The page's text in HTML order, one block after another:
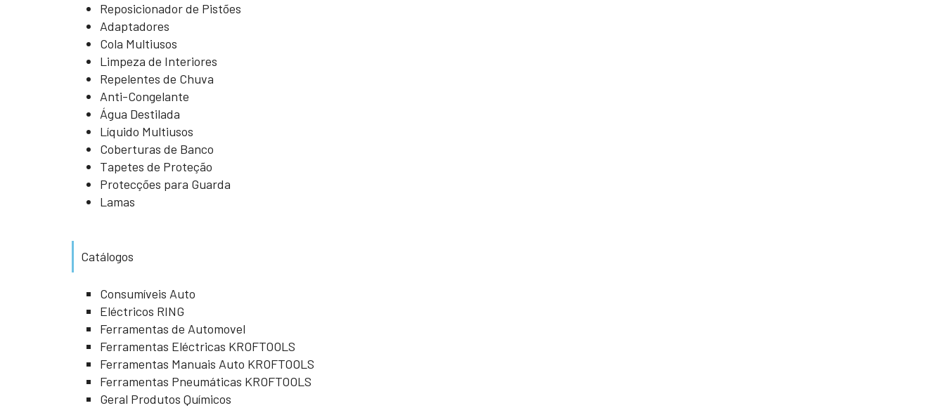
Reposicionador de Pistões
Adaptadores
Cola Multiusos
Limpeza de Interiores
Repelentes de Chuva
Anti-Congelante
Água Destilada
Líquido Multiusos
Coberturas de Banco
Tapetes de Proteção
Protecções para Guarda
Lamas
Catálogos
Consumíveis Auto
Eléctricos RING
Ferramentas de Automovel
Ferramentas Eléctricas KROFTOOLS
Ferramentas Manuais Auto KROFTOOLS
Ferramentas Pneumáticas KROFTOOLS
Geral Produtos Químicos